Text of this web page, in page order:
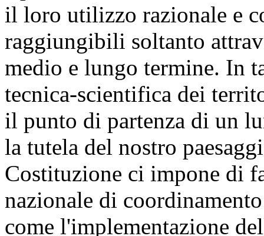
il loro utilizzo razionale e
raggiungibili soltanto
medio e lungo termine. In
tecnica-scientifica dei
il punto di partenza di un
la tutela del nostro
Costituzione ci impone di
nazionale di
come l'implementazione